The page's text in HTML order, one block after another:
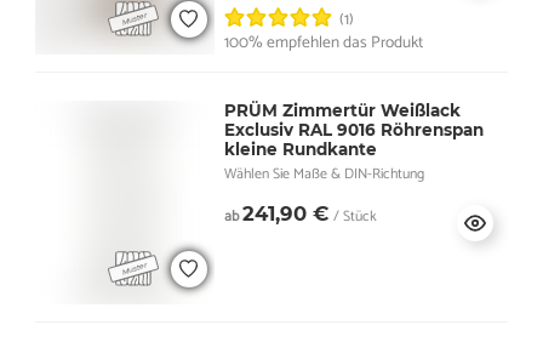
(1)
100% empfehlen das Produkt
PRÜM Zimmertür Weißlack
Exclusiv RAL 9016 Röhrenspan
kleine Rundkante
Wählen Sie Maße & DIN-Richtung
ab241,90 € / Stück